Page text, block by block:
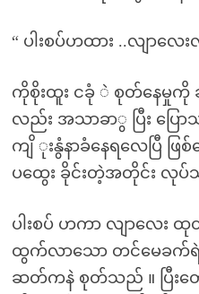
“ ပါးစပ်ဟထား ..လျာ
ကိုစိုးထူး ငခုံ ဲ စုတ်နေမှုကို ခ
လည်း အသာခာွ ပြီး ပြော
ကျိ ုးနွံနာခံနေရလေပြီ ဖ
ပထွေး ခိုင်းတဲ့အတိုင်း လုပ်
ပါးစပ် ဟကာ လျာလေး
ထွက်လာသော တင်မေခက်ရဲ့
ဆတ်ကနဲ စုတ်သည် ။ ပြီးတေ